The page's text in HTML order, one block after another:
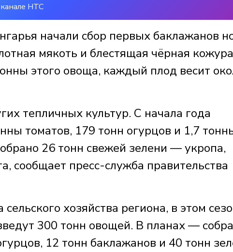
НТС
начали сбор первых баклажанов
мякоть и блестящая чёрная
этого овоща, каждый плод весит
тепличных культур. С начала года
томатов, 179 тонн огурцов и 1,7
26 тонн свежей зелени — укропа,
сообщает пресс-служба правительства
хозяйства региона, в этом
300 тонн овощей. В планах —
12 тонн баклажанов и 40 тонн